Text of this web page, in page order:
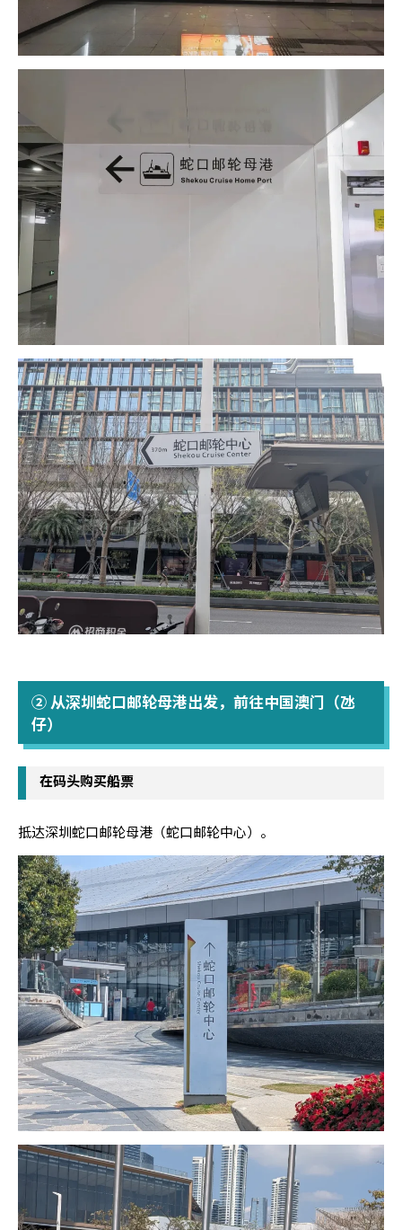
② 从深圳蛇口邮轮母港出发，前往中国澳门（氹
仔）
在码头购买船票
抵达深圳蛇口邮轮母港（蛇口邮轮中心）。